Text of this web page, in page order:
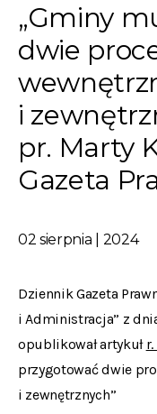
„Gminy
dwie
i
pr. Marty
Gazeta
02 sierpnia | 2024
Dziennik Gazeta
i Administracja” z
opublikował artykuł
przygotować dwie
i zewnętrznych”